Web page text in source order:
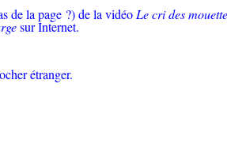
de la page ?) de la vidéo Le cri des
sur Internet.
étranger.